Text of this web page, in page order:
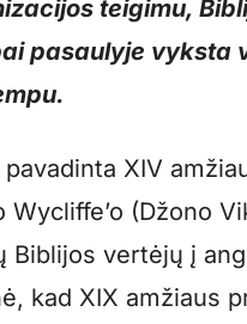
teigimu,
pasaulyje vyksta
XIV
Wycliffe’o (Džono
Biblijos vertėjų į
kad XIX amžiaus